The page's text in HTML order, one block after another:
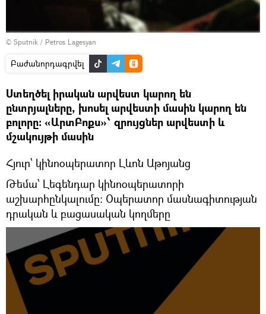
© Sputnik / Petros Lagesyan
Բաժանորդագրվել
Ստեղծել իրական արվեստ կարող են
ընտրյալները, խոսել արվեստի մասին կարող են
բոլորը: «ԱրտԲոքս»՝ զրույցներ արվեստի և
մշակույթի մասին
Հյուր՝ կինոօպերատոր Լևոն Աթոյանց
Թեմա՝ Լեգենդար կինոօպերատորի
աշխարհընկալումը: Օպերատոր մասնագիտության
դրական և բացասական կողմերը